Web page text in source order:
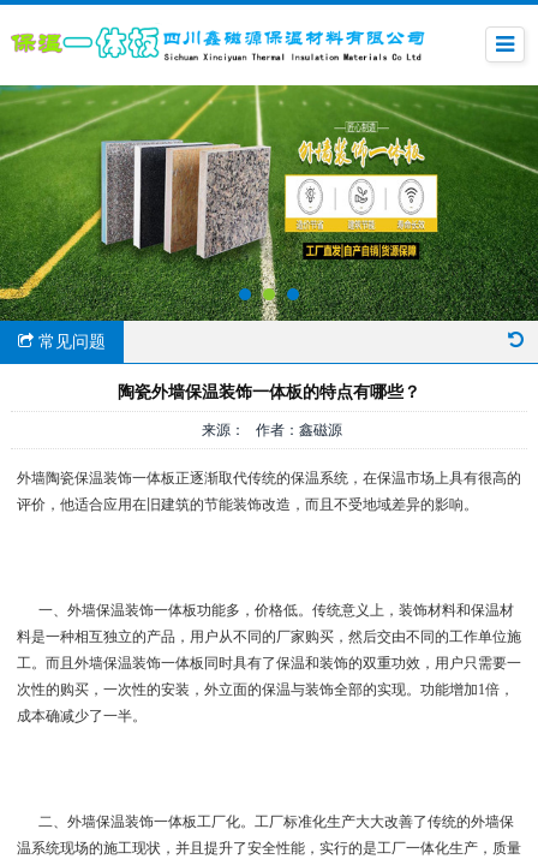
常见问题
陶瓷外墙保温装饰一体板的特点有哪些？
来源： 作者：鑫磁源
外墙陶瓷保温装饰一体板正逐渐取代传统的保温系统，在保温市场上具有很高的
评价，他适合应用在旧建筑的节能装饰改造，而且不受地域差异的影响。
一、外墙保温装饰一体板功能多，价格低。传统意义上，装饰材料和保温材
料是一种相互独立的产品，用户从不同的厂家购买，然后交由不同的工作单位施
工。而且外墙保温装饰一体板同时具有了保温和装饰的双重功效，用户只需要一
次性的购买，一次性的安装，外立面的保温与装饰全部的实现。功能增加1倍，
成本确减少了一半。
二、外墙保温装饰一体板工厂化。工厂标准化生产大大改善了传统的外墙保
温系统现场的施工现状，并且提升了安全性能，实行的是工厂一体化生产，质量